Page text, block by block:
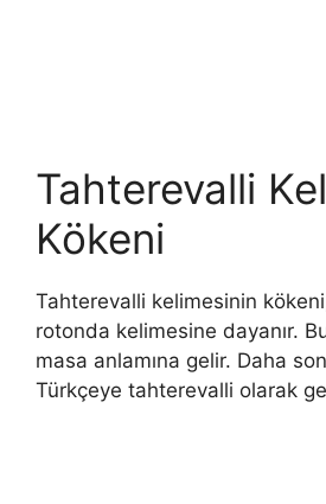
Tahterevalli
Kökeni
Tahterevalli kelimesinin
rotonda kelimesine dayanır.
masa anlamına gelir. Daha
Türkçeye tahterevalli olarak